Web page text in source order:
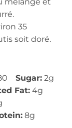
35
soit doré.
Sugar: 2g
Fat: 4g
8g